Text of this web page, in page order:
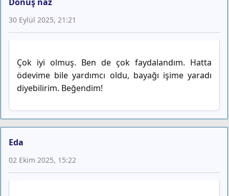
30 Eylül 2025, 21:21
Çok iyi olmuş. Ben de çok faydalandım. Hatta
ödevime bile yardımcı oldu, bayağı işime yaradı
diyebilirim. Beğendim!
Eda
02 Ekim 2025, 15:22